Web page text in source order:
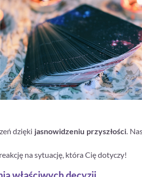
dzięki jasnowidzeniu przyszłości.
na sytuację, która Cię dotyczy!